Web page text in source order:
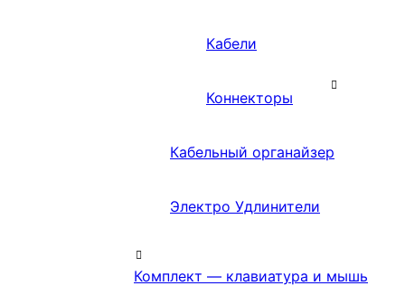
Кабели
Коннекторы
Кабельный органайзер
Электро Удлинители
Комплект — клавиатура и мышь